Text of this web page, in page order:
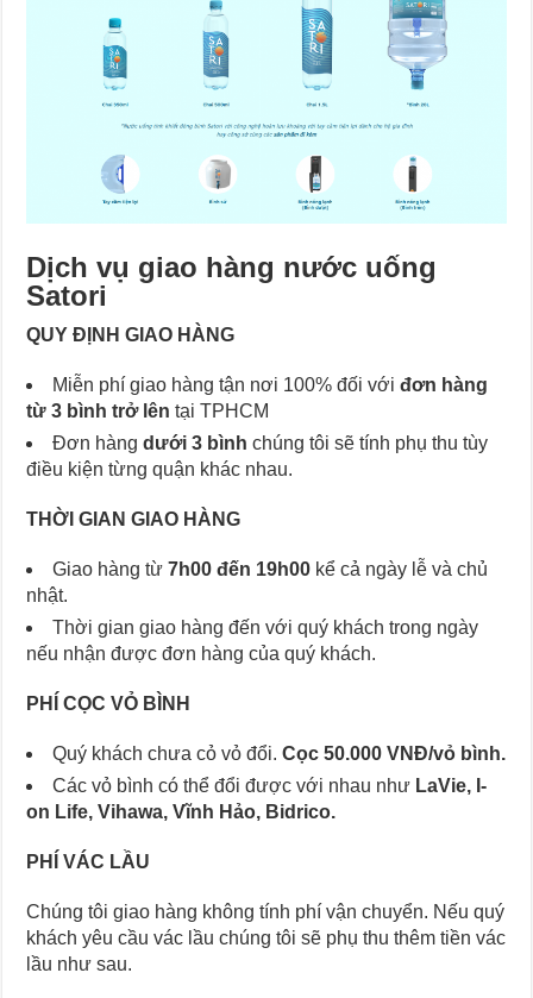
Dịch vụ giao hàng nước uống
Satori
QUY ĐỊNH GIAO HÀNG
Miễn phí giao hàng tận nơi 100% đối vớiđơn hàng
từ 3 bình trở lên tại TPHCM
Đơn hàngdưới 3 bình chúng tôi sẽ tính phụ thu tùy
điều kiện từng quận khác nhau.
THỜI GIAN GIAO HÀNG
Giao hàng từ7h00 đến 19h00 kể cả ngày lễ và chủ
nhật.
Thời gian giao hàng đến với quý khách trong ngày
nếu nhận được đơn hàng của quý khách.
PHÍ CỌC VỎ BÌNH
Quý khách chưa cỏ vỏ đổi.Cọc 50.000 VNĐ/vỏ bình.
Các vỏ bình có thể đổi được với nhau như LaVie, I-
on Life, Vihawa, Vĩnh Hảo, Bidrico.
PHÍ VÁC LẦU
Chúng tôi giao hàng không tính phí vận chuyển. Nếu quý
khách yêu cầu vác lầu chúng tôi sẽ phụ thu thêm tiền vác
lầu như sau.